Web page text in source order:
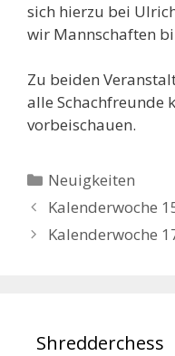
sich hierzu bei
wir Mannschaften
Zu beiden
alle Schachfreunde
vorbeischauen.
Kategorien
Neuigkeiten
Kalenderwoche
Kalenderwoche
Shredderchess